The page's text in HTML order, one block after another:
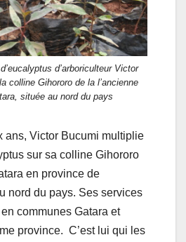
d’arboriculteur Victor
colline Gihororo de la l’ancienne
située au nord du pays
ans, Victor Bucumi multiplie
sur sa colline Gihororo
en province de
nord du pays. Ses services
communes Gatara et
province. C’est lui qui les